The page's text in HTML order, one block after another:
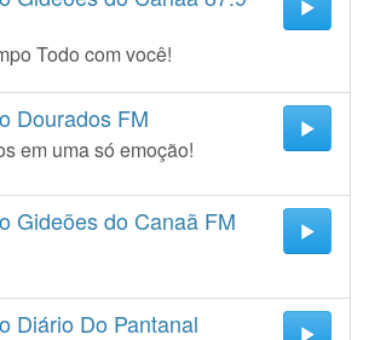
Todo com você!
Dourados FM
em uma só emoção!
Gideões do Canaã FM
Diário Do Pantanal